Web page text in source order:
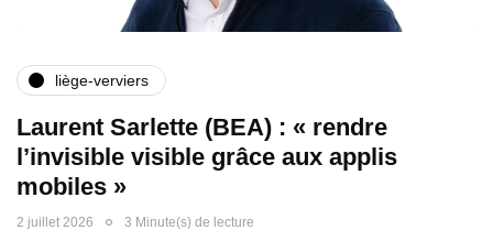
liège-verviers
Laurent Sarlette (BEA) : « rendre
l’invisible visible grâce aux applis
mobiles »
2 juillet 2026 3 Minute(s) de lecture